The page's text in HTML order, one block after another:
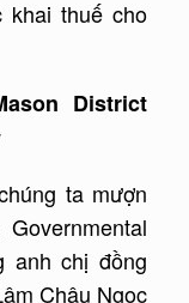
khai thuế cho
District
ta mượn
anh chị đồng
Châu Ngọc